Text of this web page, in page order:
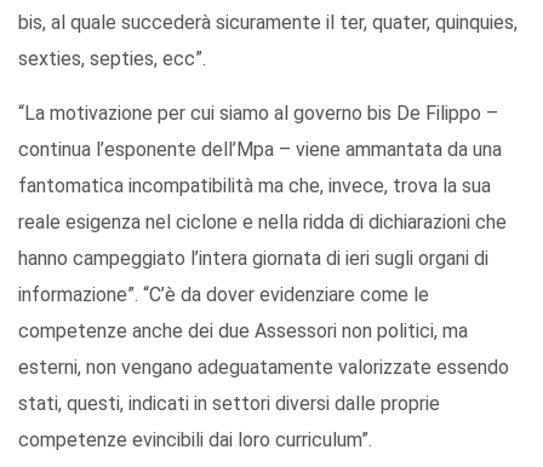
bis, al quale succederà sicuramente il ter, quater, quinquies,
sexties, septies, ecc”.
“La motivazione per cui siamo al governo bis De Filippo –
continua l’esponente dell’Mpa – viene ammantata da una
fantomatica incompatibilità ma che, invece, trova la sua
reale esigenza nel ciclone e nella ridda di dichiarazioni che
hanno campeggiato l’intera giornata di ieri sugli organi di
informazione”. “C’è da dover evidenziare come le
competenze anche dei due Assessori non politici, ma
esterni, non vengano adeguatamente valorizzate essendo
stati, questi, indicati in settori diversi dalle proprie
competenze evincibili dai loro curriculum”.